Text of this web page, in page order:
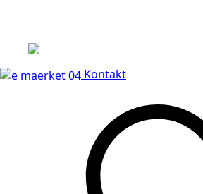
Kontakt